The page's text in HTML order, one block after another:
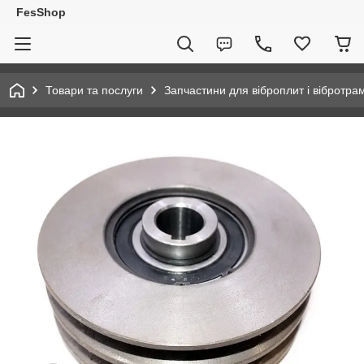
FesShop
Товари та послуги Запчастини для віброплит і